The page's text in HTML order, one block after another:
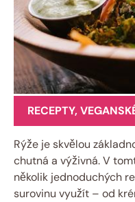
RECEPTY,
Rýže je skvělou
chutná a výživná. V
několik jednoduchých
surovinu využít – od